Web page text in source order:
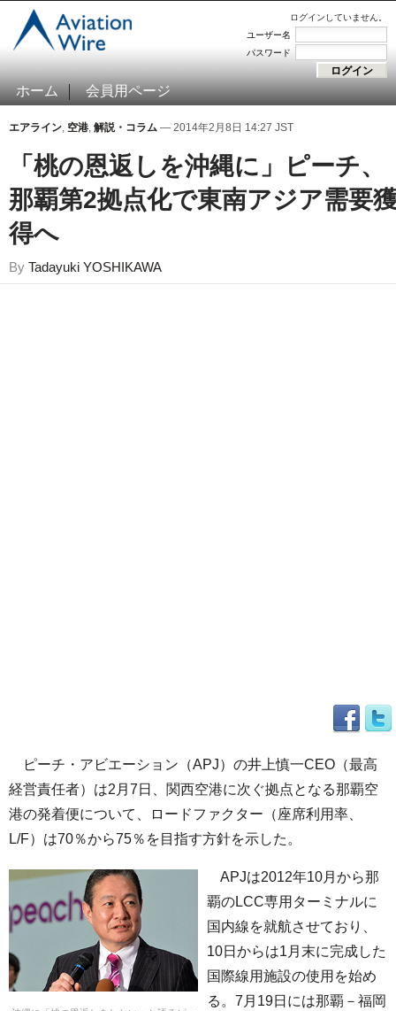
ログインしていません。
ユーザー名
パスワード
ホーム 会員用ページ
エアライン, 空港, 解説・コラム — 2014年2月8日 14:27 JST
「桃の恩返しを沖縄に」ピーチ、
那覇第2拠点化で東南アジア需要
得へ
By Tadayuki YOSHIKAWA
ピーチ・アビエーション（APJ）の井上慎一CEO（最高
経営責任者）は2月7日、関西空港に次ぐ拠点となる那覇空
港の発着便について、ロードファクター（座席利用率、
L/F）は70％から75％を目指す方針を示した。
APJは2012年10月から那
覇のLCC専用ターミナルに
国内線を就航させており、
10日からは1月末に完成した
国際線用施設の使用を始め
る。7月19日には那覇－福岡